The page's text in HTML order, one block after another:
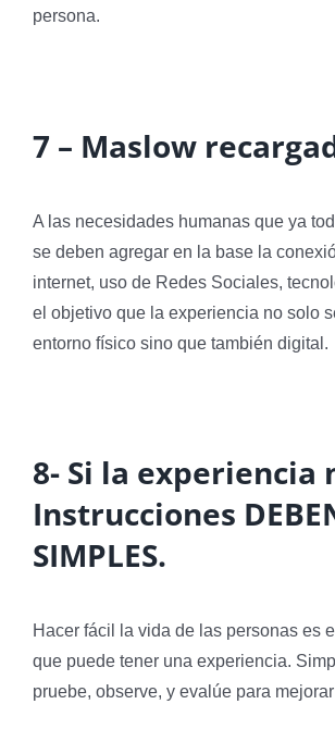
persona.
7 – Maslow
A las necesidades humanas que ya
se deben agregar en la base la
internet, uso de Redes Sociales,
el objetivo que la experiencia no solo
entorno físico sino que también digital.
8- Si la experiencia
Instrucciones
SIMPLES.
Hacer fácil la vida de las personas es
que puede tener una experiencia.
pruebe, observe, y evalúe para